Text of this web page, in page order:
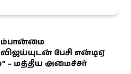
பேசி என்டிஏ
– மத்திய அமைச்சர்